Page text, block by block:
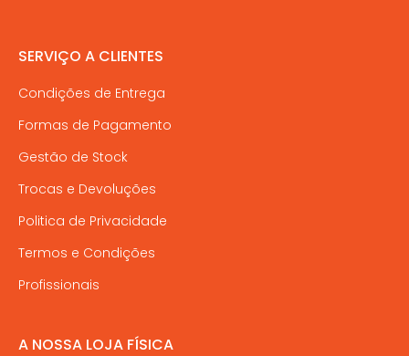
SERVIÇO A CLIENTES
Condições de Entrega
Formas de Pagamento
Gestão de Stock
Trocas e Devoluções
Politica de Privacidade
Termos e Condições
Profissionais
A NOSSA LOJA FÍSICA